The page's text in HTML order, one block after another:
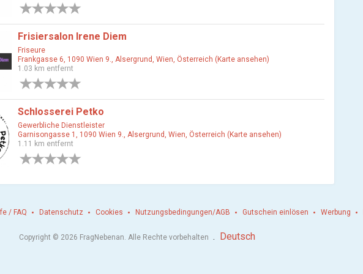
Frisiersalon Irene Diem
Friseure
Frankgasse 6, 1090 Wien 9., Alsergrund, Wien, Österreich (Karte ansehen)
1.03 km entfernt
Schlosserei Petko
Gewerbliche Dienstleister
Garnisongasse 1, 1090 Wien 9., Alsergrund, Wien, Österreich (Karte ansehen)
1.11 km entfernt
/ FAQ Datenschutz Cookies Nutzungsbedingungen/AGB Gutschein einlösen Werbung
Copyright © 2026 FragNebenan. Alle Rechte vorbehalten . Deutsch